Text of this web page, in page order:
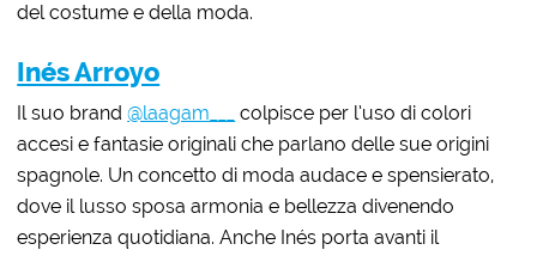
del costume e della moda.
Inés Arroyo
Il suo brand@laagam___
colpisce per l’uso di colori
accesi e fantasie originali che parlano delle sue origini
spagnole. Un concetto di moda audace e spensierato,
dove il lusso sposa armonia e bellezza divenendo
esperienza quotidiana. Anche Inés porta avanti il